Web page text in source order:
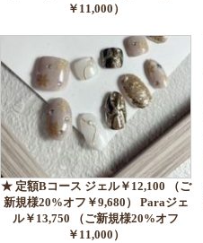
￥11,000）
★ 定額Bコース ジェル￥12,100 （ご
新規様20%オフ￥9,680） Paraジェ
ル￥13,750 （ご新規様20%オフ
￥11,000）